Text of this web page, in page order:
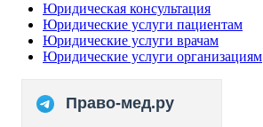
Юридическая консультация
Юридические услуги пациентам
Юридические услуги врачам
Юридические услуги организациям
Право-мед.ру